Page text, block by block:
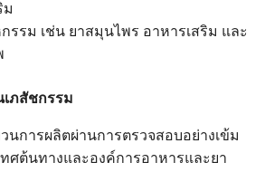
ม
รรม เช่น ยาสมุนไพร อาหารเสริม และ
ภสัชกรรม
นการผลิตผ่านการตรวจสอบอย่างเข้ม
ทศต้นทางและองค์การอาหารและยา